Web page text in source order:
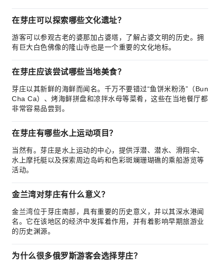
在芽庄可以探索哪些文化遗址？
游客可以参观古老的婆那加占婆塔，了解占婆文明的历史。拥
有巨大白色佛像的隆山寺也是一个重要的文化地标。
在芽庄应该尝试哪些当地美食？
芽庄以其新鲜的海鲜而闻名。千万不要错过“鱼饼米粉汤”（Bun
Cha Ca）、烤海鲜拼盘和凉拌水母等菜肴，这些在当地餐厅都
非常容易品尝到。
在芽庄有哪些水上运动项目？
当然有。芽庄是水上运动的中心，提供浮潜、潜水、滑翔伞、
水上摩托艇以及探索周边岛屿和色彩斑斓珊瑚礁的乘船游览等
活动。
金兰湾对芽庄有什么意义？
金兰湾位于芽庄南部，具有重要的历史意义，并以其深水港闻
名。它在该地区的经济中发挥着作用，并有着影响早期旅游业
的历史渊源。
为什么很多俄罗斯游客会选择芽庄？